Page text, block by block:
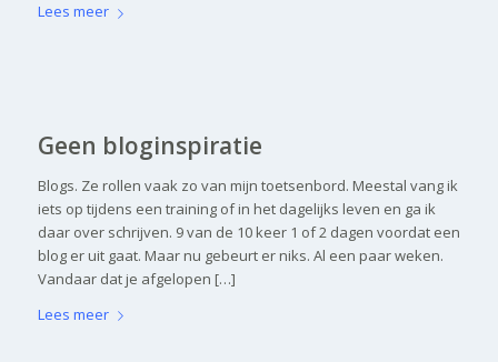
Lees meer
Geen bloginspiratie
Blogs. Ze rollen vaak zo van mijn toetsenbord. Meestal vang ik
iets op tijdens een training of in het dagelijks leven en ga ik
daar over schrijven. 9 van de 10 keer 1 of 2 dagen voordat een
blog er uit gaat. Maar nu gebeurt er niks. Al een paar weken.
Vandaar dat je afgelopen […]
Lees meer